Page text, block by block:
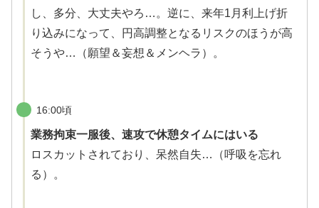
し、多分、大丈夫やろ…。逆に、来年1月利上げ折
り込みになって、円高調整となるリスクのほうが高
そうや…（願望＆妄想＆メンヘラ）。
16:00頃
業務拘束一服後、速攻で休憩タイムにはいる
ロスカットされており、呆然自失…（呼吸を忘れ
る）。